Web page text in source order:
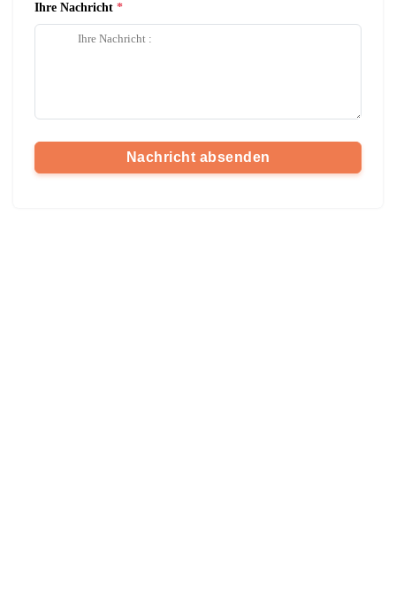
Ihre Nachricht
Nachricht absenden